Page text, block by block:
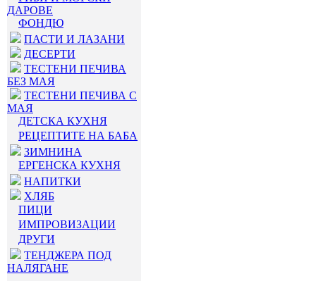
ДАРОВЕ
ФОНДЮ
ПАСТИ И ЛАЗАНИ
ДЕСЕРТИ
ТЕСТЕНИ ПЕЧИВА
БЕЗ МАЯ
ТЕСТЕНИ ПЕЧИВА С
МАЯ
ДЕТСКА КУХНЯ
РЕЦЕПТИТЕ НА БАБА
ЗИМНИНА
ЕРГЕНСКА КУХНЯ
НАПИТКИ
ХЛЯБ
ПИЦИ
ИМПРОВИЗАЦИИ
ДРУГИ
ТЕНДЖЕРА ПОД
НАЛЯГАНЕ